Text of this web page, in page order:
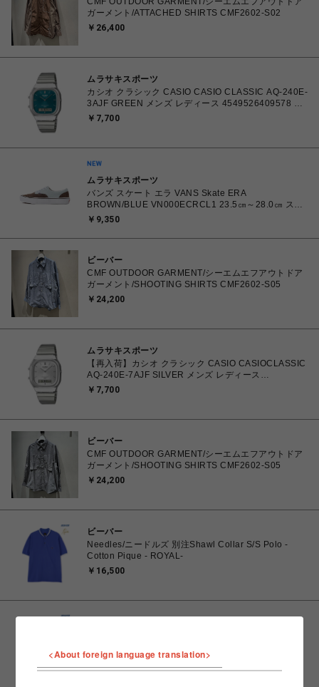
ガーメント/ATTACHED SHIRTS CMF2602-S02
￥26,400
ムラサキスポーツ
カシオ クラシック CASIO CASIO CLASSIC AQ-240E-
3AJF GREEN メンズ レディース 4549526409578 腕
￥7,700
ムラサキスポーツ
バンズ スケート エラ VANS Skate ERA
BROWN/BLUE VN000ECRCL1 23.5㎝～28.0㎝ スニ
ーカー メンズ レディース シューズ 0198266445786
￥9,350
ビーバー
CMF OUTDOOR GARMENT/シーエムエフアウトドア
ガーメント/SHOOTING SHIRTS CMF2602-S05
￥24,200
ムラサキスポーツ
【再入荷】カシオ クラシック CASIO CASIOCLASSIC
AQ-240E-7AJF SILVER メンズ レディース
4549526409615 腕時計 国内正規品 【 北海道/沖縄/離
￥7,700
ビーバー
CMF OUTDOOR GARMENT/シーエムエフアウトドア
ガーメント/SHOOTING SHIRTS CMF2602-S05
￥24,200
ビーバー
Needles/ニードルズ 別注Shawl Collar S/S Polo -
Cotton Pique - ROYAL-
￥16,500
￥16,500
<About foreign language translation>